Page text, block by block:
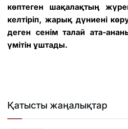
көптеген шақалақтың
келтіріп, жарық дүниені
деген сенім талай ата-
үмітін ұштады.
Қатысты жаңалықтар